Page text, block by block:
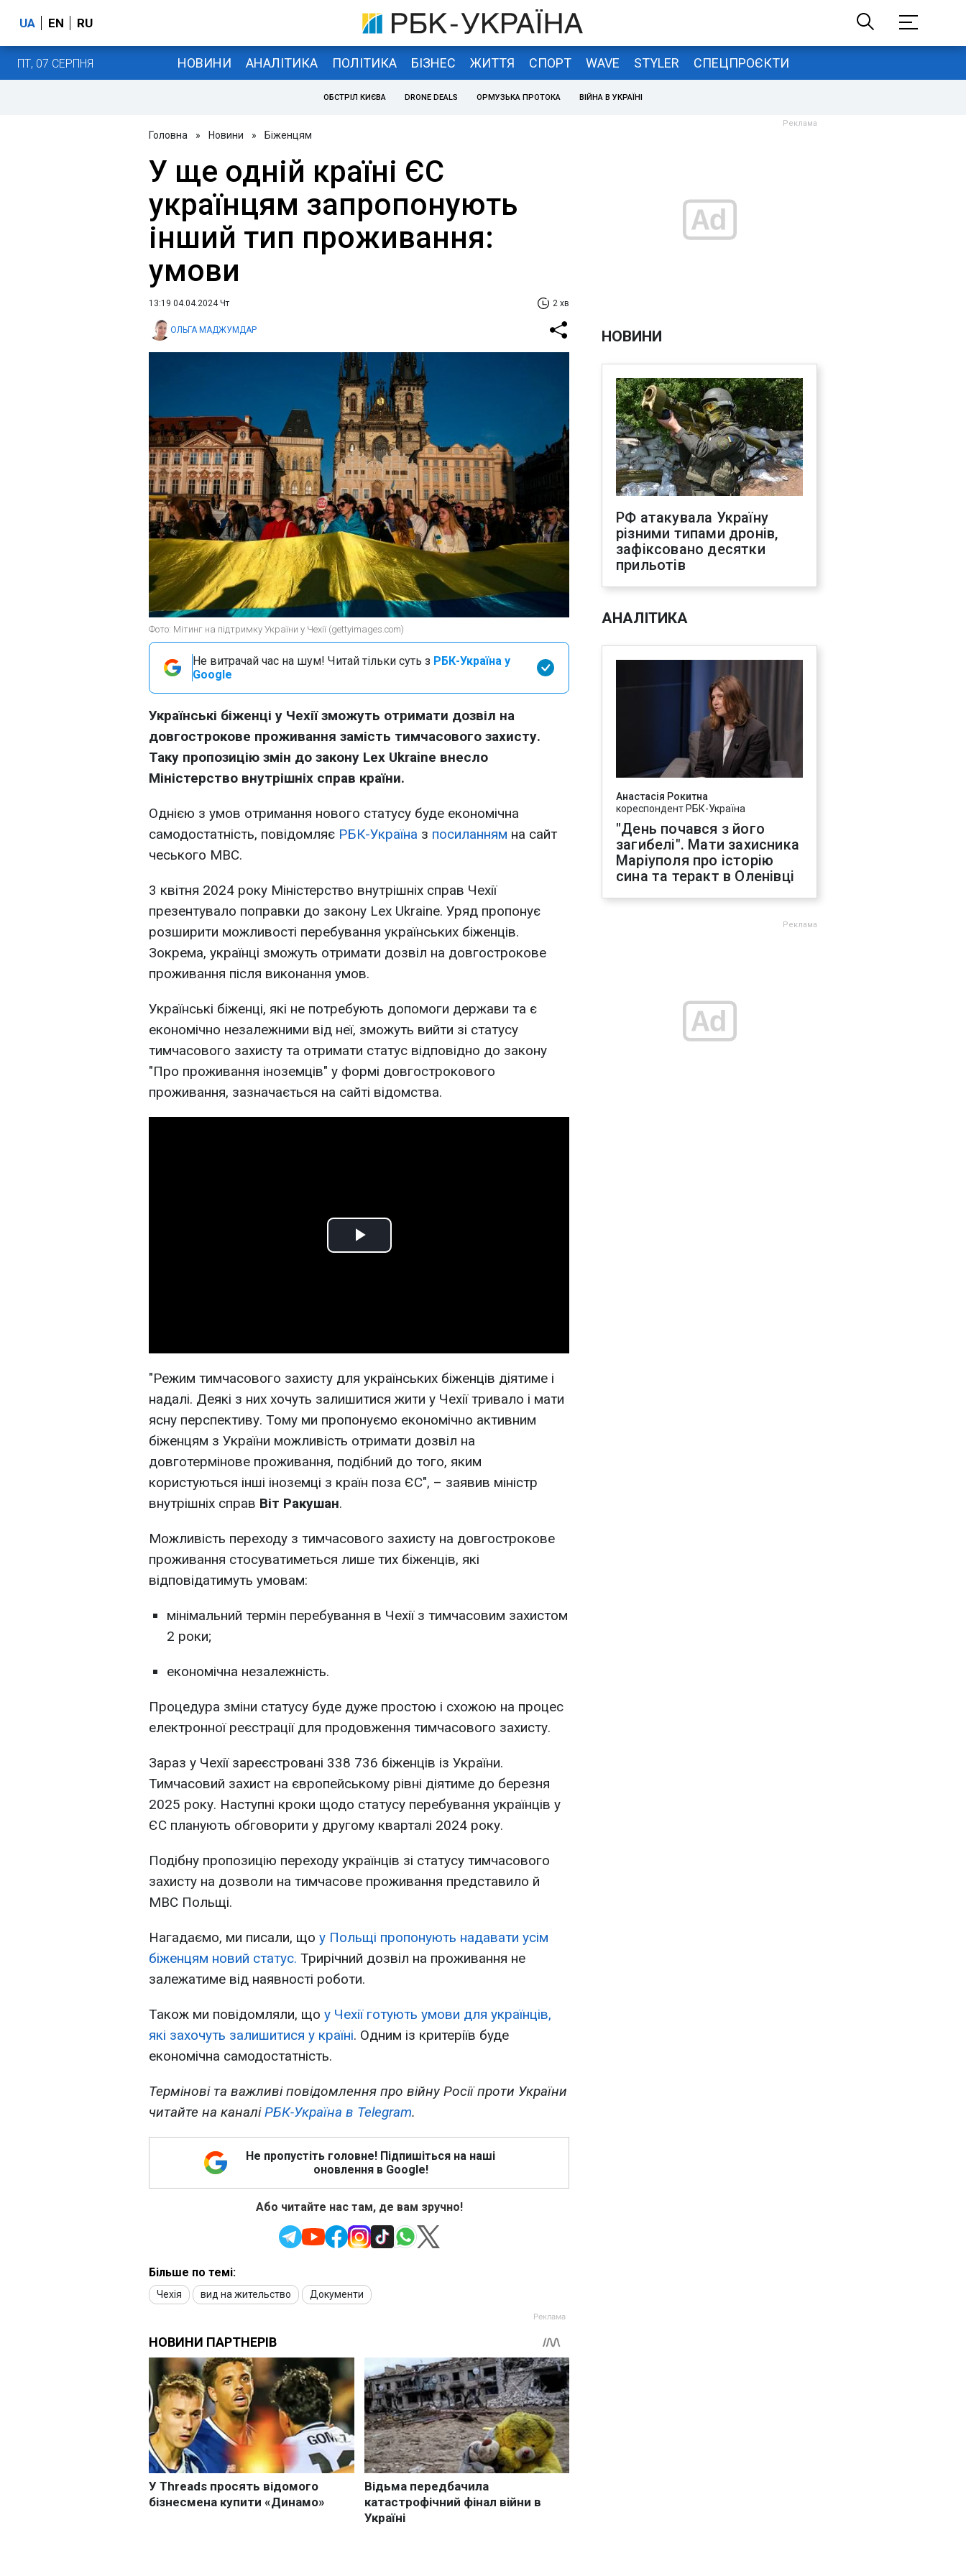
UA EN RU
ПТ, 07 СЕРПНЯ НОВИНИ АНАЛІТИКА ПОЛІТИКА БІЗНЕС ЖИТТЯ СПОРТ WAVE STYLER СПЕЦПРОЄКТИ
ОБСТРІЛ КИЄВА DRONE DEALS ОРМУЗЬКА ПРОТОКА ВІЙНА В УКРАЇНІ
Головна » Новини » Біженцям
У ще одній країні ЄС
українцям запропонують
інший тип проживання:
умови
13:19 04.04.2024 Чт 2 хв
ОЛЬГА МАДЖУМДАР
Фото: Мітинг на підтримку України у Чехії (gettyimages.com)
Не витрачай час на шум! Читай тільки суть з РБК-Україна у
Google
Українські біженці у Чехії зможуть отримати дозвіл на
довгострокове проживання замість тимчасового захисту.
Таку пропозицію змін до закону Lex Ukraine внесло
Міністерство внутрішніх справ країни.
Однією з умов отримання нового статусу буде економічна
самодостатність, повідомляє РБК-Україна з посиланням на сайт
чеського МВС.
3 квітня 2024 року Міністерство внутрішніх справ Чехії
презентувало поправки до закону Lex Ukraine. Уряд пропонує
розширити можливості перебування українських біженців.
Зокрема, українці зможуть отримати дозвіл на довгострокове
проживання після виконання умов.
Українські біженці, які не потребують допомоги держави та є
економічно незалежними від неї, зможуть вийти зі статусу
тимчасового захисту та отримати статус відповідно до закону
"Про проживання іноземців" у формі довгострокового
проживання, зазначається на сайті відомства.
Play
"Режим тимчасового захисту для українських біженців діятиме і
надалі. Деякі з них хочуть залишитися жити у Чехії тривало і мати
ясну перспективу. Тому ми пропонуємо економічно активним
біженцям з України можливість отримати дозвіл на
довготермінове проживання, подібний до того, яким
користуються інші іноземці з країн поза ЄС", – заявив міністр
внутрішніх справ Віт Ракушан.
Можливість переходу з тимчасового захисту на довгострокове
проживання стосуватиметься лише тих біженців, які
відповідатимуть умовам:
мінімальний термін перебування в Чехії з тимчасовим захистом
2 роки;
економічна незалежність.
Процедура зміни статусу буде дуже простою і схожою на процес
електронної реєстрації для продовження тимчасового захисту.
Зараз у Чехії зареєстровані 338 736 біженців із України.
Тимчасовий захист на європейському рівні діятиме до березня
2025 року. Наступні кроки щодо статусу перебування українців у
ЄС планують обговорити у другому кварталі 2024 року.
Подібну пропозицію переходу українців зі статусу тимчасового
захисту на дозволи на тимчасове проживання представило й
МВС Польщі.
Нагадаємо, ми писали, що у Польщі пропонують надавати усім
біженцям новий статус. Трирічний дозвіл на проживання не
залежатиме від наявності роботи.
Також ми повідомляли, що у Чехії готують умови для українців,
які захочуть залишитися у країні. Одним із критеріїв буде
економічна самодостатність.
Термінові та важливі повідомлення про війну Росії проти України
читайте на каналіРБК-Україна в Telegram.
Не пропустіть головне! Підпишіться на наші
оновлення в Google!
Або читайте нас там, де вам зручно!
Більше по темі:
Чехія вид на жительство Документи
НОВИНИ
РФ атакувала Україну
різними типами дронів,
зафіксовано десятки
прильотів
АНАЛІТИКА
Анастасія Рокитна
кореспондент РБК-Україна
"День почався з його
загибелі". Мати захисника
Маріуполя про історію
сина та теракт в Оленівці